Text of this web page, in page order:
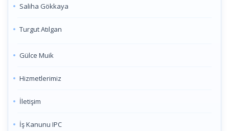
Saliha Gökkaya
Turgut Atılgan
Gülce Muik
Hizmetlerimiz
İletişim
İş Kanunu IPC